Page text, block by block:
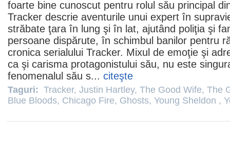
foarte bine cunoscut pentru rolul său principal
Tracker descrie aventurile unui expert în
străbate ţara în lung şi în lat, ajutând poliţia şi
persoane dispărute, în schimbul banilor pentru
cronica serialului Tracker. Mixul de emoţie şi
ca şi carisma protagonistului său, nu este
fenomenalul său s... citeşte
Taguri: Tracker, Justin Hartley, The Good Wife, The
Blue Bloods, Chicago Fire, Ghosts, Young Sheldon ,